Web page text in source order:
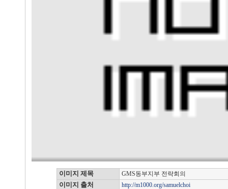
이미지 제목 GMS동부지부 전략회의
이미지 출처 http://m1000.org/samuelchoi